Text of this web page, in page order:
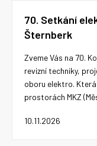
70. Setkání
Šternberk
10.11.2026
Zveme Vás na 70.
revizní techniky,
oboru elektro.
prostorách MKZ